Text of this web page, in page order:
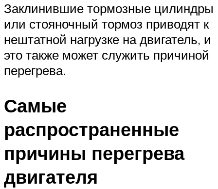
Заклинившие тормозные цилиндры
или стояночный тормоз приводят к
нештатной нагрузке на двигатель, и
это также может служить причиной
перегрева.
Самые
распространенные
причины перегрева
двигателя